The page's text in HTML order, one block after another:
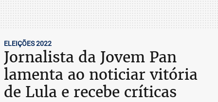
ELEIÇÕES 2022
Jornalista da Jovem Pan
lamenta ao noticiar vitória
de Lula e recebe críticas